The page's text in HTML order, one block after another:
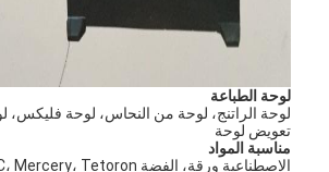
لوحة الطباعة
لوحة الراتنج، لوحة من النحاس، لوحة فليكس،
تعويض لوحة
مناسبة المواد